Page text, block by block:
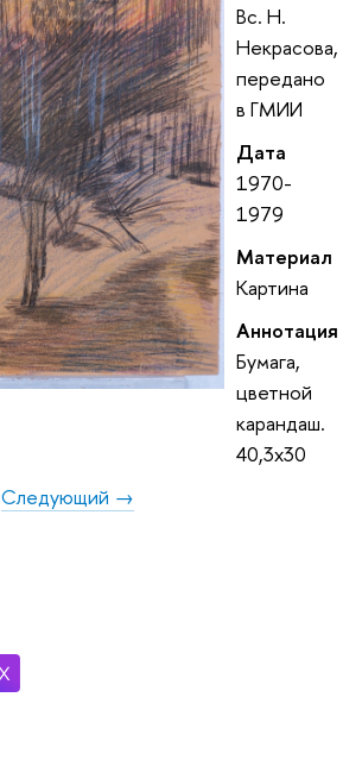
Вс. Н.
Некрасова,
передано
в ГМИИ
Дата
1970-
1979
Материал
Картина
Аннотация
Бумага,
цветной
карандаш.
40,3x30
Следующий →